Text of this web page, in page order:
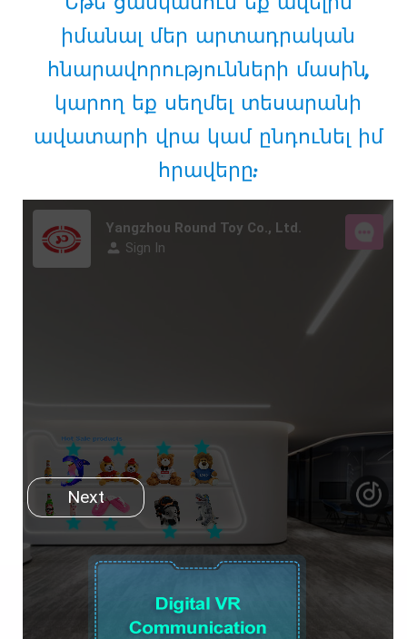
իմանալ մեր արտադրական
հնարավորությունների մասին,
կարող եք սեղմել տեսարանի
ավատարի վրա կամ ընդունել իմ
հրավերը: